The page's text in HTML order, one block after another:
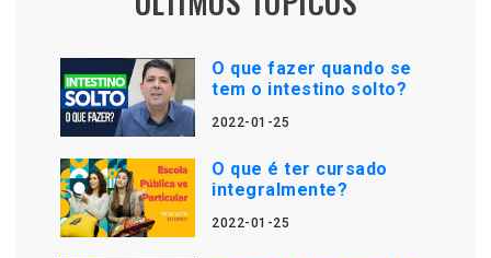
O que fazer quando se
tem o intestino solto?
2022-01-25
O que é ter cursado
integralmente?
2022-01-25